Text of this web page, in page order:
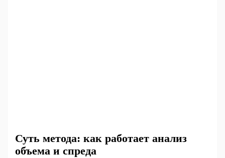
Суть метода: как работает анализ
объема и спреда